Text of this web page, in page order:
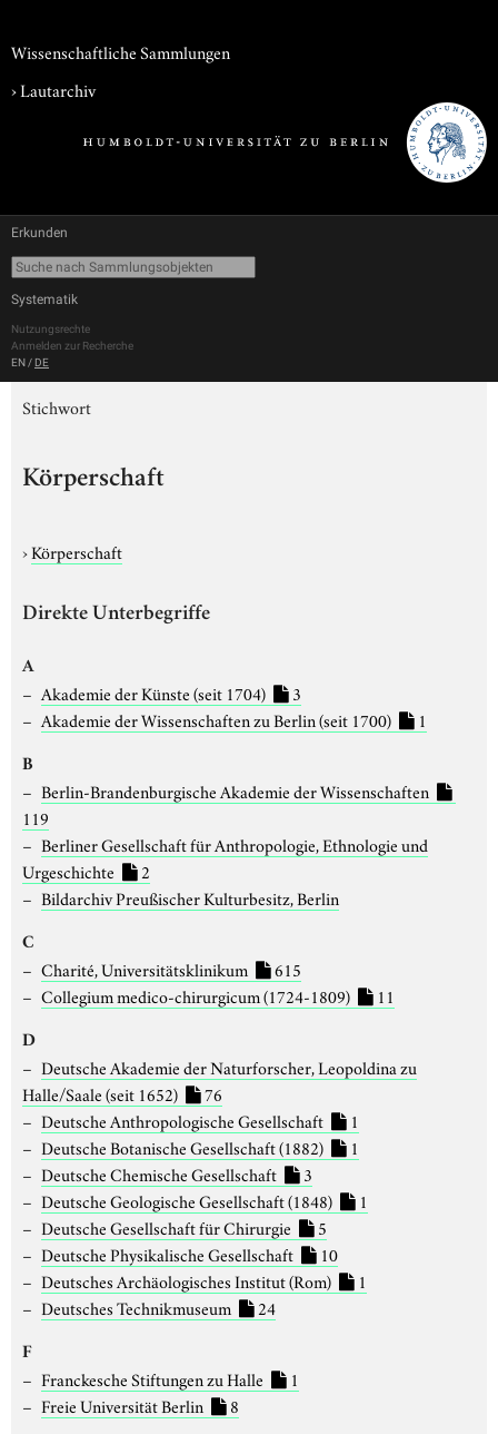
Wissenschaftliche Sammlungen
›Lautarchiv
Erkunden
Systematik
Nutzungsrechte
Anmelden zur Recherche
EN / DE
Stichwort
Körperschaft
›Körperschaft
Direkte Unterbegriffe
A
Akademie der Künste (seit 1704)
3
Akademie der Wissenschaften zu Berlin (seit 1700)
1
B
Berlin-Brandenburgische Akademie der Wissenschaften
119
Berliner Gesellschaft für Anthropologie, Ethnologie und
Urgeschichte
2
Bildarchiv Preußischer Kulturbesitz, Berlin
C
Charité, Universitätsklinikum
615
Collegium medico-chirurgicum (1724-1809)
11
D
Deutsche Akademie der Naturforscher, Leopoldina zu
Halle/Saale (seit 1652)
76
Deutsche Anthropologische Gesellschaft
1
Deutsche Botanische Gesellschaft (1882)
1
Deutsche Chemische Gesellschaft
3
Deutsche Geologische Gesellschaft (1848)
1
Deutsche Gesellschaft für Chirurgie
5
Deutsche Physikalische Gesellschaft
10
Deutsches Archäologisches Institut (Rom)
1
Deutsches Technikmuseum
24
F
Franckesche Stiftungen zu Halle
1
Freie Universität Berlin
8